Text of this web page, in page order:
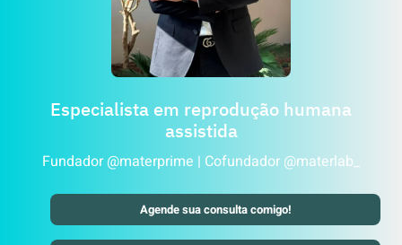
Especialista em reprodução humana
assistida
Fundador @materprime | Cofundador @materlab_
Agende sua consulta comigo!